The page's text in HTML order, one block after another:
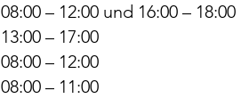
08:00 – 12:00 und 16:00 – 18:00
13:00 – 17:00
08:00 – 12:00
08:00 – 11:00